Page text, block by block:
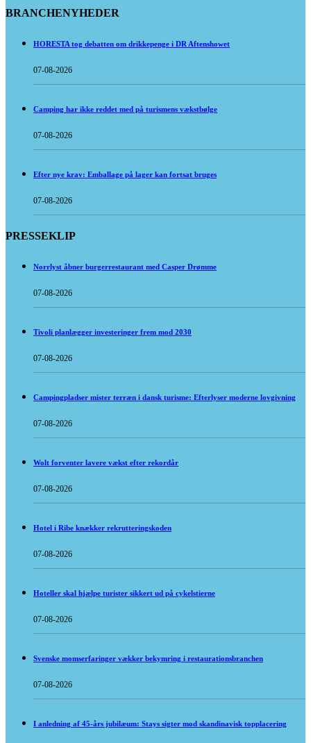
BRANCHENYHEDER
HORESTA tog debatten om drikkepenge i DR Aftenshowet
07-08-2026
Camping har ikke reddet med på turismens vækstbølge
07-08-2026
Efter nye krav: Emballage på lager kan fortsat bruges
07-08-2026
PRESSEKLIP
Norrlyst åbner burgerrestaurant med Casper Drømme
07-08-2026
Tivoli planlægger investeringer frem mod 2030
07-08-2026
Campingpladser mister terræn i dansk turisme: Efterlyser moderne lovgivning
07-08-2026
Wolt forventer lavere vækst efter rekordår
07-08-2026
Hotel i Ribe knækker rekrutteringskoden
07-08-2026
Hoteller skal hjælpe turister sikkert ud på cykelstierne
07-08-2026
Svenske momserfaringer vækker bekymring i restaurationsbranchen
07-08-2026
I anledning af 45-års jubilæum: Stays sigter mod skandinavisk topplacering